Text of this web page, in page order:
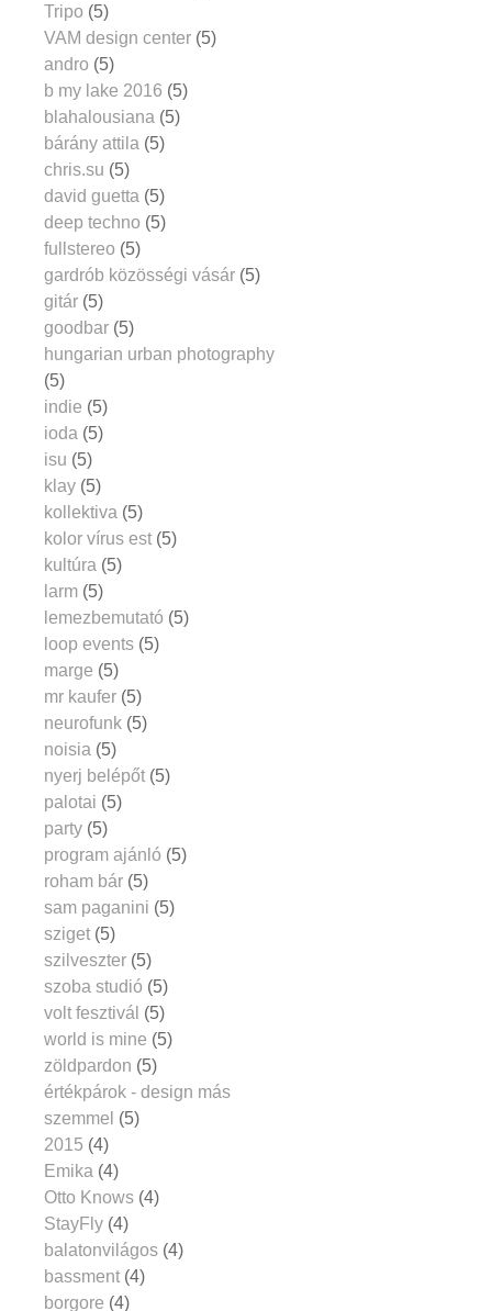
Tripo (5)
VAM design center (5)
andro (5)
b my lake 2016 (5)
blahalousiana (5)
bárány attila (5)
chris.su (5)
david guetta (5)
deep techno (5)
fullstereo (5)
gardrób közösségi vásár (5)
gitár (5)
goodbar (5)
hungarian urban photography
(5)
indie (5)
ioda (5)
isu (5)
klay (5)
kollektiva (5)
kolor vírus est (5)
kultúra (5)
larm (5)
lemezbemutató (5)
loop events (5)
marge (5)
mr kaufer (5)
neurofunk (5)
noisia (5)
nyerj belépőt (5)
palotai (5)
party (5)
program ajánló (5)
roham bár (5)
sam paganini (5)
sziget (5)
szilveszter (5)
szoba studió (5)
volt fesztivál (5)
world is mine (5)
zöldpardon (5)
értékpárok - design más
szemmel (5)
2015 (4)
Emika (4)
Otto Knows (4)
StayFly (4)
balatonvilágos (4)
bassment (4)
borgore (4)